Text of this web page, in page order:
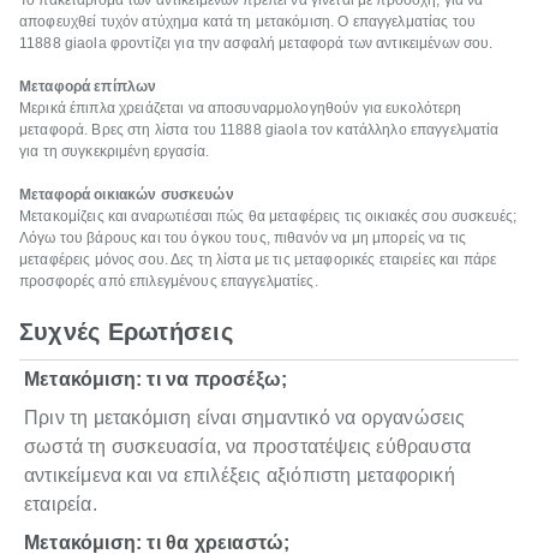
αποφευχθεί τυχόν ατύχημα κατά τη μετακόμιση. Ο επαγγελματίας του
11888 giaola φροντίζει για την ασφαλή μεταφορά των αντικειμένων σου.
Μεταφορά επίπλων
Μερικά έπιπλα χρειάζεται να αποσυναρμολογηθούν για ευκολότερη
μεταφορά. Βρες στη λίστα του 11888 giaola τον κατάλληλο επαγγελματία
για τη συγκεκριμένη εργασία.
Μεταφορά οικιακών συσκευών
Μετακομίζεις και αναρωτιέσαι πώς θα μεταφέρεις τις οικιακές σου συσκευές;
Λόγω του βάρους και του όγκου τους, πιθανόν να μη μπορείς να τις
μεταφέρεις μόνος σου. Δες τη λίστα με τις μεταφορικές εταιρείες και πάρε
προσφορές από επιλεγμένους επαγγελματίες.
Συχνές Ερωτήσεις
Μετακόμιση: τι να προσέξω;
Πριν τη μετακόμιση είναι σημαντικό να οργανώσεις
σωστά τη συσκευασία, να προστατέψεις εύθραυστα
αντικείμενα και να επιλέξεις αξιόπιστη μεταφορική
εταιρεία.
Μετακόμιση: τι θα χρειαστώ;